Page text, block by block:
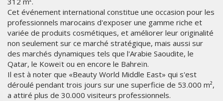
Cet événement international constitue une occasion pour les
professionnels marocains d'exposer une gamme riche et
variée de produits cosmétiques, et améliorer leur originalité
non seulement sur ce marché stratégique, mais aussi sur
des marchés dynamiques tels que l'Arabie Saoudite, le
Qatar, le Koweït ou en encore le Bahreïn.
Il est à noter que «Beauty World Middle East» qui s'est
déroulé pendant trois jours sur une superficie de 53.000 m²,
a attiré plus de 30.000 visiteurs professionnels.